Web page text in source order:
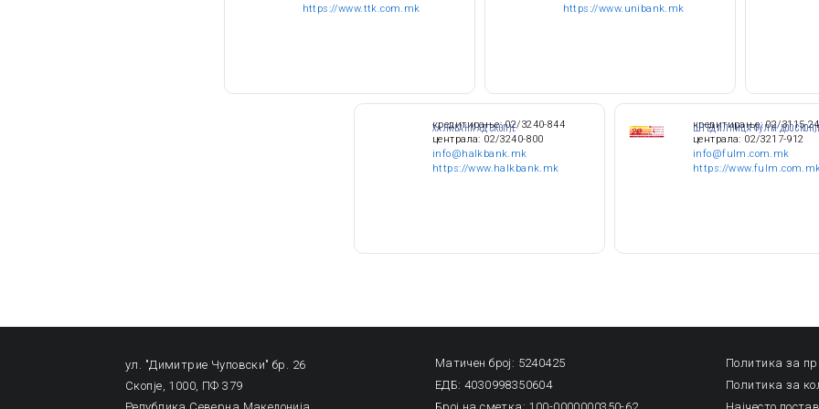
https://www.ttk.com.mk
https://www.unibank.mk
ХАЛКБАНК АД СКОПЈЕ
кредитирање: 02/3240-844
централа: 02/3240-800
info@halkbank.mk
https://www.halkbank.mk
ШТЕДИЛНИЦА ФУЛМ ДОО
кредитирање: 02/3115-
централа: 02/3217-912
info@fulm.com.mk
https://
ул. "Димитрие Чуповски" бр. 26
Скопје, 1000, ПФ 379
Матичен број: 5240425
ЕДБ: 4030998350604
Политика за
Политика за